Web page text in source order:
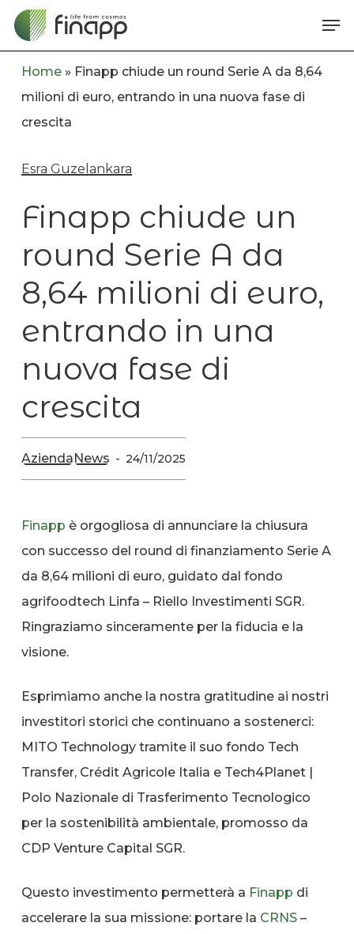
Skip
Home» Finapp chiude un round Serie A da 8,64
milioni di euro, entrando in una nuova fase di
crescita
Esra Guzelankara
Finapp chiude un
round Serie A da
8,64 milioni di euro,
entrando in una
nuova fase di
crescita
AziendaNews 24/11/2025
Finapp è orgogliosa di annunciare la chiusura
con successo del round di finanziamento Serie A
da 8,64 milioni di euro, guidato dal fondo
agrifoodtech Linfa – Riello Investimenti SGR.
Ringraziamo sinceramente per la fiducia e la
visione.
Esprimiamo anche la nostra gratitudine ai nostri
investitori storici che continuano a sostenerci:
MITO Technology tramite il suo fondo Tech
Transfer, Crédit Agricole Italia e Tech4Planet |
Polo Nazionale di Trasferimento Tecnologico
per la sostenibilità ambientale, promosso da
CDP Venture Capital SGR.
Questo investimento permetterà a Finapp di
accelerare la sua missione: portare la CRNS–